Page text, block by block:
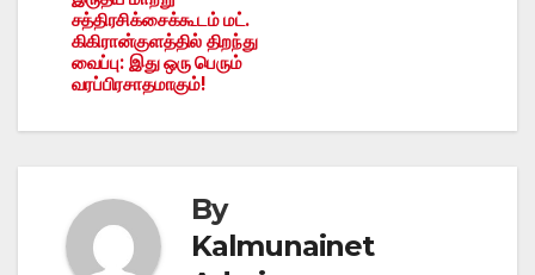
சத்திரசிக்சைக்கூடம் மட்.
கிகிரான்குளத்தில் திறந்து
வைப்பு: இது ஒரு பெரும்
வரப்பிரசாதமாகும்!
By
Kalmunainet